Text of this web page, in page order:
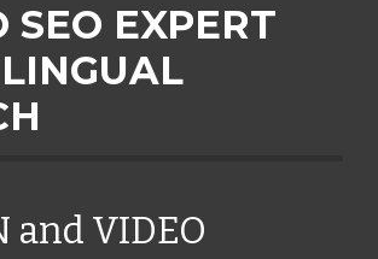
SEO EXPERT
and VIDEO